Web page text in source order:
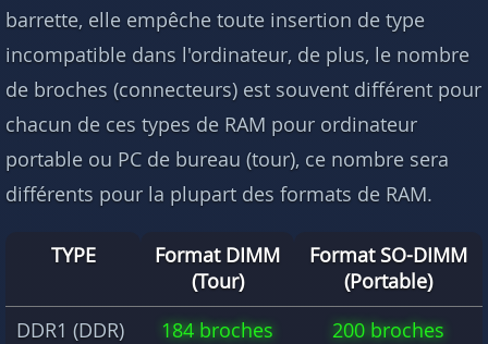
barrette, elle empêche toute insertion de type
incompatible dans l'ordinateur, de plus, le nombre
de broches (connecteurs) est souvent différent pour
chacun de ces types de RAM pour ordinateur
portable ou PC de bureau (tour), ce nombre sera
différents pour la plupart des formats de RAM.
TYPE
Format DIMM
(Tour)
Format SO-DIMM
(Portable)
DDR1 (DDR)
184 broches
200 broches